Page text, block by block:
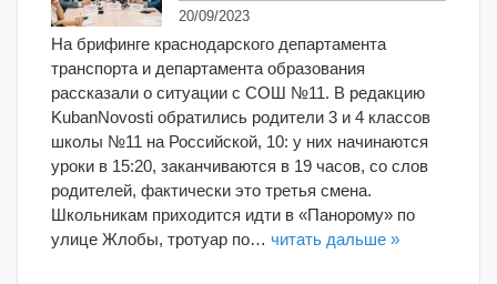
20/09/2023
На брифинге краснодарского департамента
транспорта и департамента образования
рассказали о ситуации с СОШ №11. В редакцию
KubanNovosti обратились родители 3 и 4 классов
школы №11 на Российской, 10: у них начинаются
уроки в 15:20, заканчиваются в 19 часов, со слов
родителей, фактически это третья смена.
Школьникам приходится идти в «Панорому» по
улице Жлобы, тротуар по… читать дальше »